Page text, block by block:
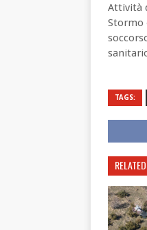
Attività
Stormo
TAGS: